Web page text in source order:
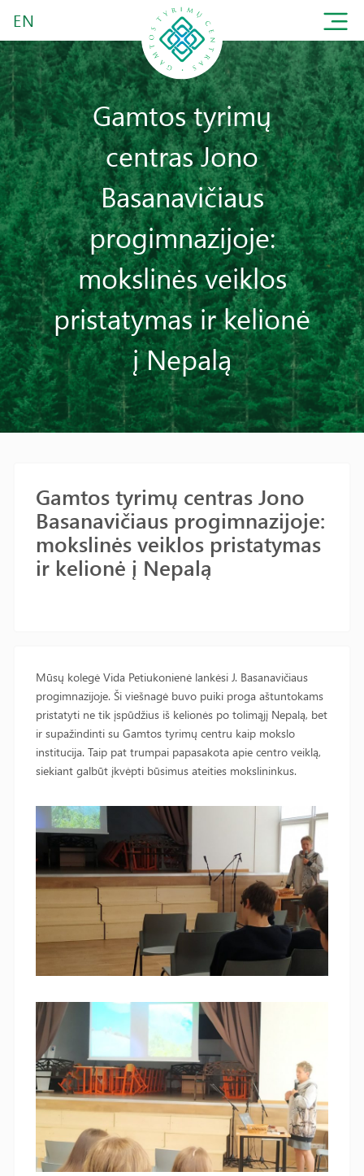
EN
Gamtos tyrimų
centras Jono
Basanavičiaus
progimnazijoje:
mokslinės veiklos
pristatymas ir kelionė
į Nepalą
Gamtos tyrimų centras Jono
Basanavičiaus progimnazijoje:
mokslinės veiklos pristatymas
ir kelionė į Nepalą
Mūsų kolegė Vida Petiukonienė lankėsi J. Basanavičiaus
progimnazijoje. Ši viešnagė buvo puiki proga aštuntokams
pristatyti ne tik įspūdžius iš kelionės po tolimąjį Nepalą, bet
ir supažindinti su Gamtos tyrimų centru kaip mokslo
institucija. Taip pat trumpai papasakota apie centro veiklą,
siekiant galbūt įkvėpti būsimus ateities mokslininkus.